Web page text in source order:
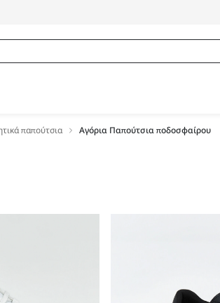
παπούτσια Αγόρια Παπούτσια ποδοσφαίρου